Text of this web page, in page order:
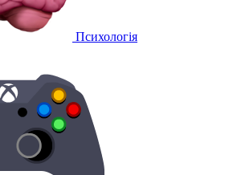
Психологія